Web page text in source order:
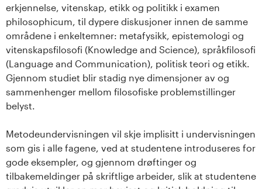
v
e
r
s
t
e
erkjennelse, vitenskap, etikk og politikk i examen
philosophicum, til dypere diskusjoner innen de samme
områdene i enkeltemner: metafysikk, epistemologi og
vitenskapsfilosofi (Knowledge and Science), språkfilosofi
(Language and Communication), politisk teori og etikk.
Gjennom studiet blir stadig nye dimensjoner av og
sammenhenger mellom filosofiske problemstillinger
belyst.
Metodeundervisningen vil skje implisitt i undervisningen
som gis i alle fagene, ved at studentene introduseres for
gode eksempler, og gjennom drøftinger og
tilbakemeldinger på skriftlige arbeider, slik at studentene